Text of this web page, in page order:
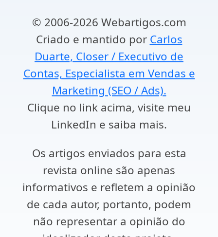
© 2006-2026 Webartigos.com
Criado e mantido por Carlos
Duarte, Closer / Executivo de
Contas, Especialista em Vendas e
Marketing (SEO / Ads).
Clique no link acima, visite meu
LinkedIn e saiba mais.
Os artigos enviados para esta
revista online são apenas
informativos e refletem a opinião
de cada autor, portanto, podem
não representar a opinião do